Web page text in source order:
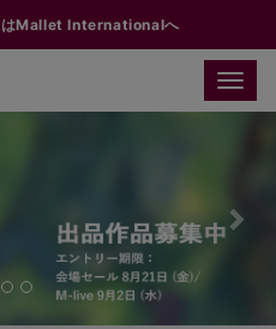
はMallet Internationalへ
Toggle